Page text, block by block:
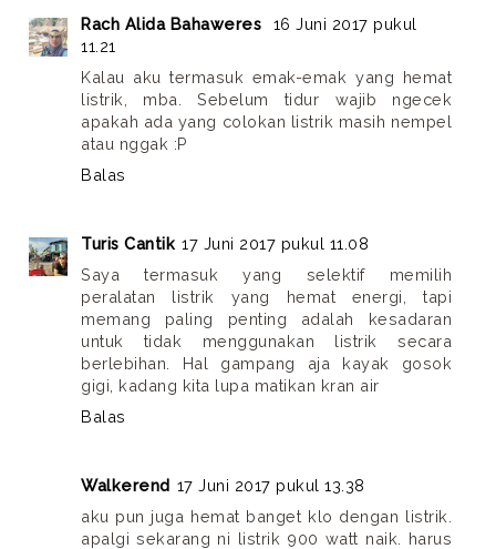
Rach Alida Bahaweres
16 Juni 2017 pukul
11.21
Kalau aku termasuk emak-emak yang hemat
listrik, mba. Sebelum tidur wajib ngecek
apakah ada yang colokan listrik masih nempel
atau nggak :P
Balas
Turis Cantik 17 Juni 2017 pukul 11.08
Saya termasuk yang selektif memilih
peralatan listrik yang hemat energi, tapi
memang paling penting adalah kesadaran
untuk tidak menggunakan listrik secara
berlebihan. Hal gampang aja kayak gosok
gigi, kadang kita lupa matikan kran air
Balas
Walkerend 17 Juni 2017 pukul 13.38
aku pun juga hemat banget klo dengan listrik.
apalgi sekarang ni listrik 900 watt naik. harus